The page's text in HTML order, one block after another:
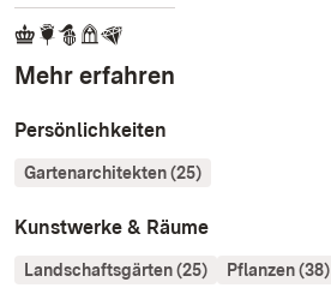
Mehr erfahren
Persönlichkeiten
Gartenarchitekten (25)
Kunstwerke & Räume
Landschaftsgärten (25) Pflanzen (38)